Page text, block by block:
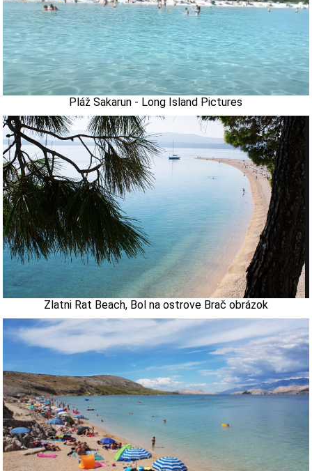
Pláž Sakarun - Long Island Pictures
Zlatni Rat Beach, Bol na ostrove Brač obrázok